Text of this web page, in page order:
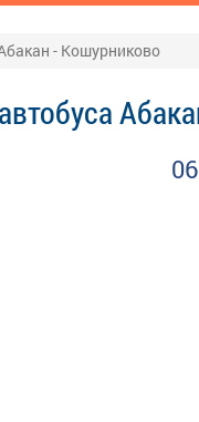
- Кошурниково